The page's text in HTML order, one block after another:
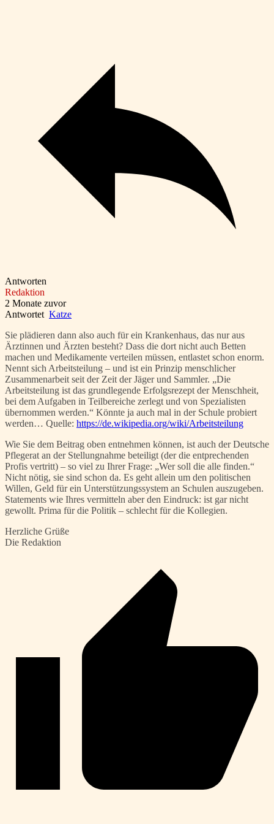
Antworten
Redaktion
2 Monate zuvor
Antwortet Katze
Sie plädieren dann also auch für ein Krankenhaus, das nur aus
Ärztinnen und Ärzten besteht? Dass die dort nicht auch Betten
machen und Medikamente verteilen müssen, entlastet schon enorm.
Nennt sich Arbeitsteilung – und ist ein Prinzip menschlicher
Zusammenarbeit seit der Zeit der Jäger und Sammler. „Die
Arbeitsteilung ist das grundlegende Erfolgsrezept der Menschheit,
bei dem Aufgaben in Teilbereiche zerlegt und von Spezialisten
übernommen werden.“ Könnte ja auch mal in der Schule probiert
werden… Quelle: https://de.wikipedia.org/wiki/Arbeitsteilung
Wie Sie dem Beitrag oben entnehmen können, ist auch der Deutsche
Pflegerat an der Stellungnahme beteiligt (der die entprechenden
Profis vertritt) – so viel zu Ihrer Frage: „Wer soll die alle finden.“
Nicht nötig, sie sind schon da. Es geht allein um den politischen
Willen, Geld für ein Unterstützungssystem an Schulen auszugeben.
Statements wie Ihres vermitteln aber den Eindruck: ist gar nicht
gewollt. Prima für die Politik – schlecht für die Kollegien.
Herzliche Grüße
Die Redaktion